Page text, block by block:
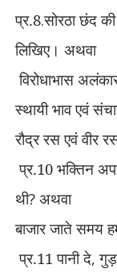
प्र.8.सोरठा छंद
लिखिए। अथवा
विरोधाभास
स्थायी भाव एवं
रौद्र रस एवं वीर
प्र.10 भक्तिन
थी? अथवा
बाजार जाते समय
प्र.11पानी दे,